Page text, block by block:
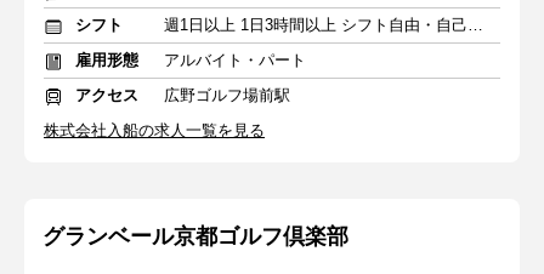
シフト
週1日以上 1日3時間以上 シフト自由・自己申告
雇用形態
アルバイト・パート
アクセス
広野ゴルフ場前駅
株式会社入船の求人一覧を見る
グランベール京都ゴルフ倶楽部